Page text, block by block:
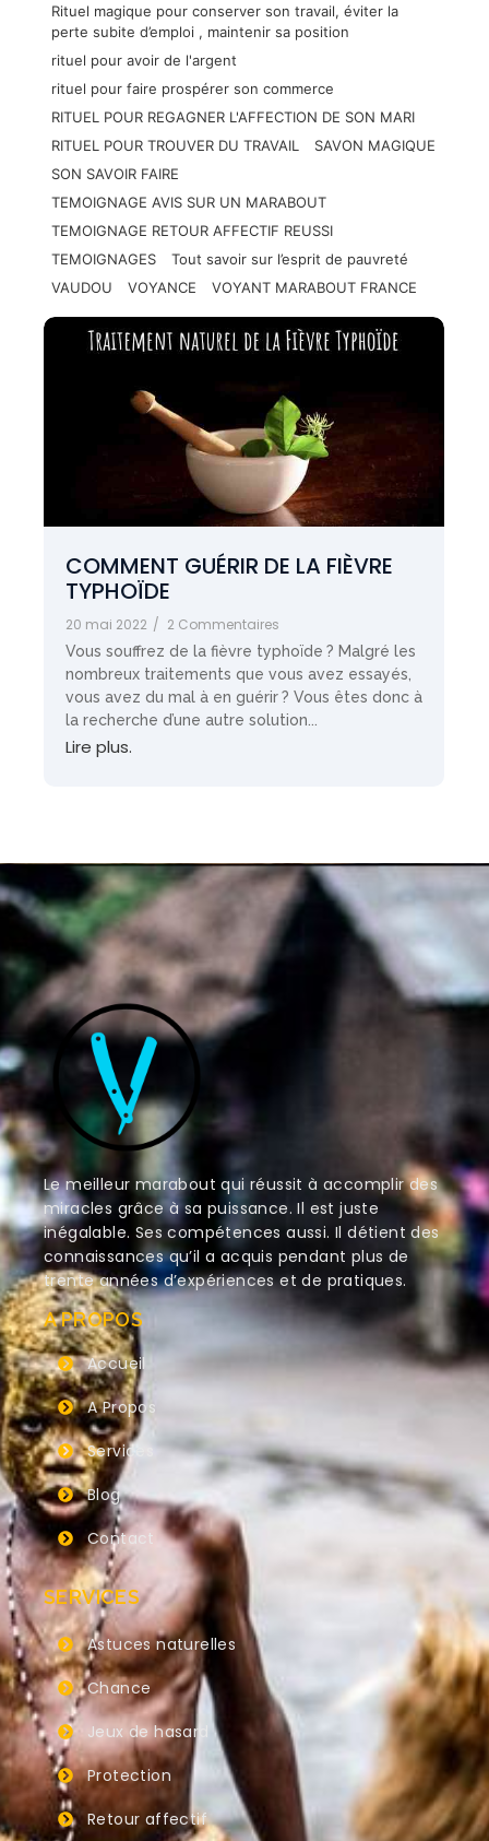
Rituel magique pour conserver son travail, éviter la
perte subite d’emploi , maintenir sa position
rituel pour avoir de l'argent
rituel pour faire prospérer son commerce
RITUEL POUR REGAGNER L'AFFECTION DE SON MARI
RITUEL POUR TROUVER DU TRAVAIL
SAVON MAGIQUE
SON SAVOIR FAIRE
TEMOIGNAGE AVIS SUR UN MARABOUT
TEMOIGNAGE RETOUR AFFECTIF REUSSI
TEMOIGNAGES
Tout savoir sur l’esprit de pauvreté
VAUDOU
VOYANCE VOYANT MARABOUT FRANCE
COMMENT GUÉRIR DE LA FIÈVRE
TYPHOÏDE
20 mai 2022 / 2 Commentaires
Vous souffrez de la fièvre typhoïde ? Malgré les
nombreux traitements que vous avez essayés,
vous avez du mal à en guérir ? Vous êtes donc à
la recherche d’une autre solution...
Lire plus.
Le meilleur marabout qui réussit à accomplir des
miracles grâce à sa puissance. Il est juste
inégalable. Ses compétences aussi. Il détient des
connaissances qu’il a acquis pendant plus de
trente années d’expériences et de pratiques.
A PROPOS
Accueil
A Propos
Services
Blog
Contact
SERVICES
Astuces naturelles
Chance
Jeux de hasard
Protection
Retour affectif